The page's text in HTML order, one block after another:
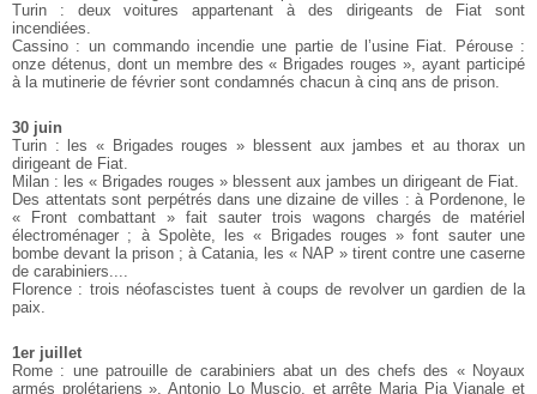
Turin : deux voitures appartenant à des dirigeants de Fiat sont
incendiées.
Cassino : un commando incendie une partie de l’usine Fiat.
Pérouse :
onze détenus, dont un membre des « Brigades rouges », ayant participé
à la mutinerie de février sont condamnés chacun à cinq ans de prison.
30 juin
Turin : les « Brigades rouges » blessent aux jambes et au thorax un
dirigeant de Fiat.
Milan : les « Brigades rouges » blessent aux jambes un dirigeant de Fiat.
Des attentats sont perpétrés dans une dizaine de villes : à Pordenone, le
« Front combattant » fait sauter trois wagons chargés de matériel
électroménager ; à Spolète, les « Brigades rouges » font sauter une
bombe devant la prison ; à Catania, les « NAP » tirent contre une caserne
de carabiniers....
Florence : trois néofascistes tuent à coups de revolver un gardien de la
paix.
1er juillet
Rome : une patrouille de carabiniers abat un des chefs des « Noyaux
armés prolétariens », Antonio Lo Muscio, et arrête Maria Pia Vianale et